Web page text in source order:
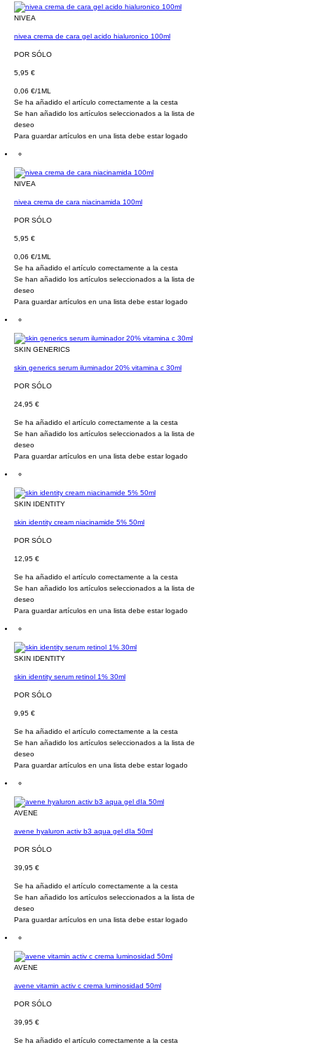
NIVEA
nivea crema de cara gel acido hialuronico 100ml
POR SÓLO
5,95 €
0,06 €/1ML
Se ha añadido el artículo correctamente a la cesta
Se han añadido los artículos seleccionados a la lista de
deseo
Para guardar artículos en una lista debe estar logado
NIVEA
nivea crema de cara niacinamida 100ml
POR SÓLO
5,95 €
0,06 €/1ML
Se ha añadido el artículo correctamente a la cesta
Se han añadido los artículos seleccionados a la lista de
deseo
Para guardar artículos en una lista debe estar logado
SKIN GENERICS
skin generics serum iluminador 20% vitamina c 30ml
POR SÓLO
24,95 €
Se ha añadido el artículo correctamente a la cesta
Se han añadido los artículos seleccionados a la lista de
deseo
Para guardar artículos en una lista debe estar logado
SKIN IDENTITY
skin identity cream niacinamide 5% 50ml
POR SÓLO
12,95 €
Se ha añadido el artículo correctamente a la cesta
Se han añadido los artículos seleccionados a la lista de
deseo
Para guardar artículos en una lista debe estar logado
SKIN IDENTITY
skin identity serum retinol 1% 30ml
POR SÓLO
9,95 €
Se ha añadido el artículo correctamente a la cesta
Se han añadido los artículos seleccionados a la lista de
deseo
Para guardar artículos en una lista debe estar logado
AVENE
avene hyaluron activ b3 aqua gel dIa 50ml
POR SÓLO
39,95 €
Se ha añadido el artículo correctamente a la cesta
Se han añadido los artículos seleccionados a la lista de
deseo
Para guardar artículos en una lista debe estar logado
AVENE
avene vitamin activ c crema luminosidad 50ml
POR SÓLO
39,95 €
Se ha añadido el artículo correctamente a la cesta